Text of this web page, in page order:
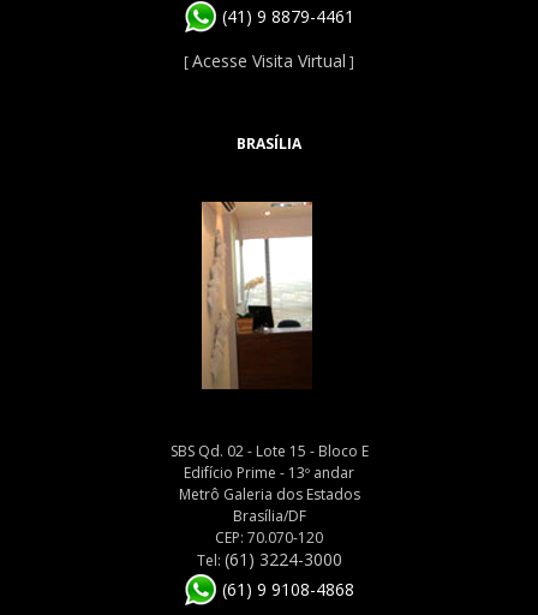
(41) 9 8879-4461
[Acesse Visita Virtual ]
BRASÍLIA
SBS Qd. 02 - Lote 15 - Bloco E
Edifício Prime - 13º andar
Metrô Galeria dos Estados
Brasília/DF
CEP: 70.070-120
Tel: (61) 3224-3000
(61) 9 9108-4868